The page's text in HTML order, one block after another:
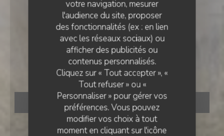
votre navigation, mesurer
l'audience du site, proposer
des fonctionnalités (ex : en lien
avec les réseaux sociaux) ou
afficher des publicités ou
contenus personnalisés.
Cliquez sur « Tout accepter », «
Tout refuser » ou «
Personnaliser » pour gérer vos
préférences. Vous pouvez
modifier vos choix à tout
moment en cliquant sur l'icône
BAR RESTAURANT• PARIS
au_top
RÉSERVER